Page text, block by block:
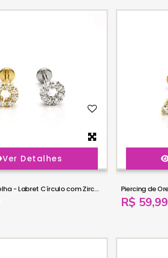
Ver Detalhes
Piercing de Orelha - Labret Círculo com Zircônias - Aço Cirúrgico - 6ORE1086
R$ 59,99